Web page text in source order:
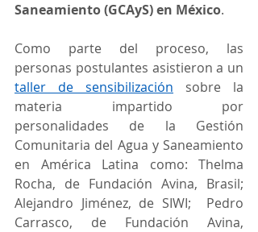
Saneamiento (GCAyS) en México.
Como parte del proceso, las
taller de sensibilización sobre la
materia impartido por
personalidades de la Gestión
Comunitaria del Agua y Saneamiento
en América Latina como: Thelma
Rocha, de Fundación Avina, Brasil;
Alejandro Jiménez, de SIWI;  Pedro
Carrasco, de Fundación Avina,